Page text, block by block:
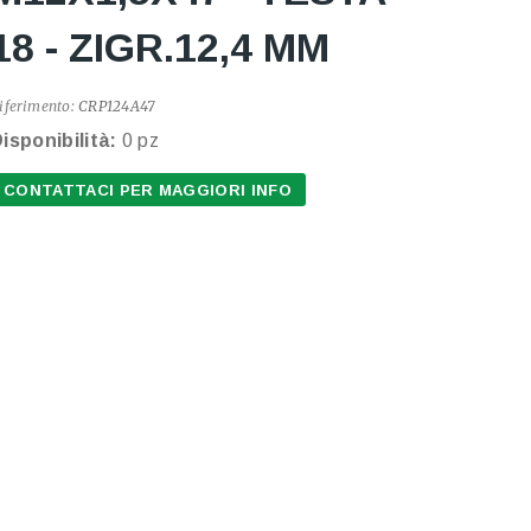
- ZIGR.12,4 MM
CRP124A47
0 pz
CONTATTACI PER MAGGIORI INFO